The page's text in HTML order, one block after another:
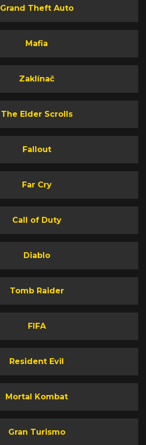
Grand Theft Auto
Mafia
Zaklínač
The Elder Scrolls
Fallout
Far Cry
Call of Duty
Diablo
Tomb Raider
FIFA
Resident Evil
Mortal Kombat
Gran Turismo